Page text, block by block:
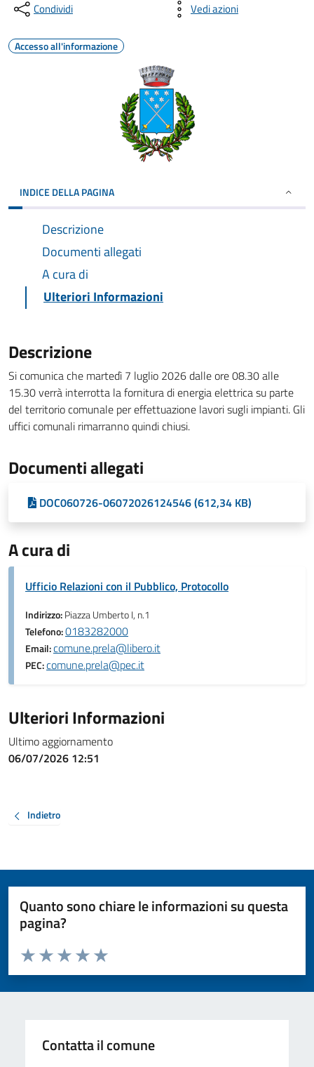
Condividi Vedi azioni
Accesso all'informazione
INDICE DELLA PAGINA
Descrizione
Documenti allegati
A cura di
Ulteriori Informazioni
Descrizione
Si comunica che martedì 7 luglio 2026 dalle ore 08.30 alle
15.30 verrà interrotta la fornitura di energia elettrica su parte
del territorio comunale per effettuazione lavori sugli impianti. Gli
uffici comunali rimarranno quindi chiusi.
Documenti allegati
DOC060726-06072026124546 (612,34 KB)
A cura di
Ufficio Relazioni con il Pubblico, Protocollo
Indirizzo:Piazza Umberto I, n.1
Telefono:0183282000
Email:comune.prela@libero.it
PEC:comune.prela@pec.it
Ulteriori Informazioni
Ultimo aggiornamento
06/07/2026 12:51
Indietro
Quanto sono chiare le informazioni su questa
pagina?
Valuta da 1 a 5 stelle la pagina
Valuta 5 stelle su 5
Valuta 4 stelle su 5
Valuta 3 stelle su 5
Valuta 2 stelle su 5
Valuta 1 stelle su 5
Contatta il comune